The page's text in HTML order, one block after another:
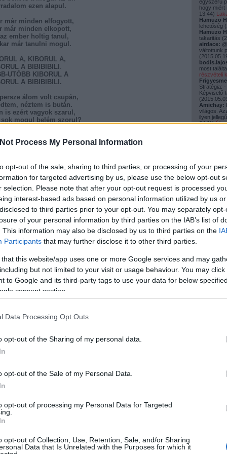
Process My Personal Information
opt-out of the sale, sharing to third parties, or processing of your
for targeted advertising by us, please use the below opt-out
selection. Please note that after your opt-out request is processed
interest-based ads based on personal information utilized by us
to third parties prior to your opt-out. You may separately
of your personal information by third parties on the IAB’s list of
This information may also be disclosed by us to third parties on the
Participants that may further disclose it to other third parties.
that this website/app uses one or more Google services and may
but not limited to your visit or usage behaviour. You may
to Google and its third-party tags to use your data for below
consent section.
Data Processing Opt Outs
opt-out of the Sharing of my personal data.
opt-out of the Sale of my Personal Data.
opt-out of processing my Personal Data for Targeted
opt-out of Collection, Use, Retention, Sale, and/or Sharing
Data that Is Unrelated with the Purposes for which it
egyszerű
hogy miért
13:44)
Hamuzo
lehetőség (
Hamuzo
takaritás (
airdace:
váltottunk
(
most
részvételi
Stratégia:
Képviselő-
(
Amichay:
világos.
ilyen
04:11)
Utolsó 20
a drog( 5)
*ganz
*kerepesi
*százados
Hol
freskós
reggeliző
zöld
A
A nyóc
Kálvária tér
ezen alapul.
már minden elfogyott,
már minden elkopott,
ember holtig tanul,
már tanulni mogul.
A, KIBORUL A,
A BIBIBIBILI .
UTÓBB KIBORUL A
A BIBIBIBILI.
persze álom volt csupán,
néztem is bután.
is ezért vagyok szarul,
sok mogul belém szorul?
egy furcsát veled.
A, KIBORUL A,
A BIBIBIBILI
UTÓBB KIBORUL A,
A BIBIBIBILI
Tetszik